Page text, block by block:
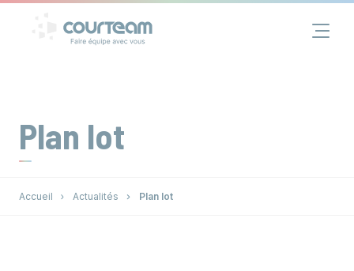
Groupe
Plan lot
Accueil Actualités Plan lot
Panneau de gestion des cookies